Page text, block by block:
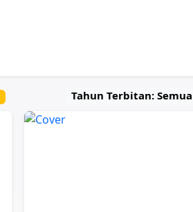
Tahun Terbitan: Semua